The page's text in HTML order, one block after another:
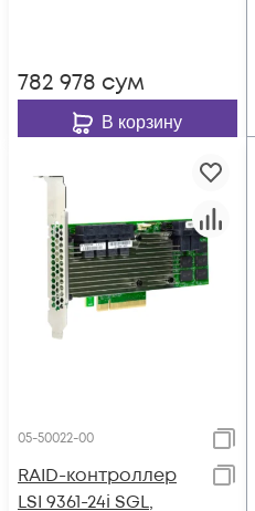
782 978 сум
В корзину
05-50022-00
RAID-контроллер
LSI 9361-24i SGL,